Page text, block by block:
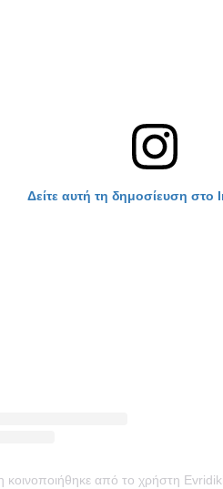
Δείτε αυτή τη δημοσίευση στο
κοινοποιήθηκε από το χρήστη Evridiki